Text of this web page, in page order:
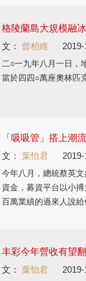
格陵蘭島大規模融
文：
曾柏維
二○一九年八月一日，
當於四四○萬座奧林匹
「吸吸管」搭上潮
文： 葉怡君
今年八月，總統蔡英
資金，募資平台以小
百萬業績的過來人說給
丰彩今年營收有望
文： 葉怡君